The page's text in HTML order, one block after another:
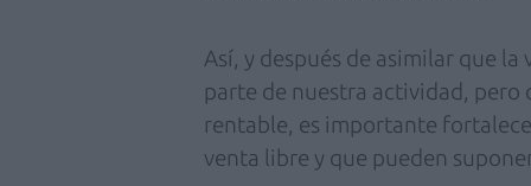
Así, y después de asimilar que
parte de nuestra actividad, pero
rentable, es importante
venta libre y que pueden